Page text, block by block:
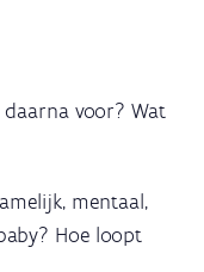
voor? Wat
mentaal,
Hoe loopt